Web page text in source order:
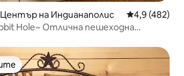
на Индианаполис Средна
4,9 (482)
Hole~ Отлична пешеходна